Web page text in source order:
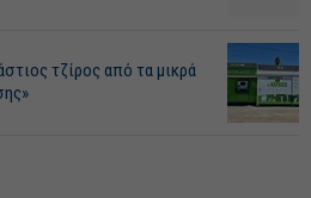
τζίρος από τα μικρά